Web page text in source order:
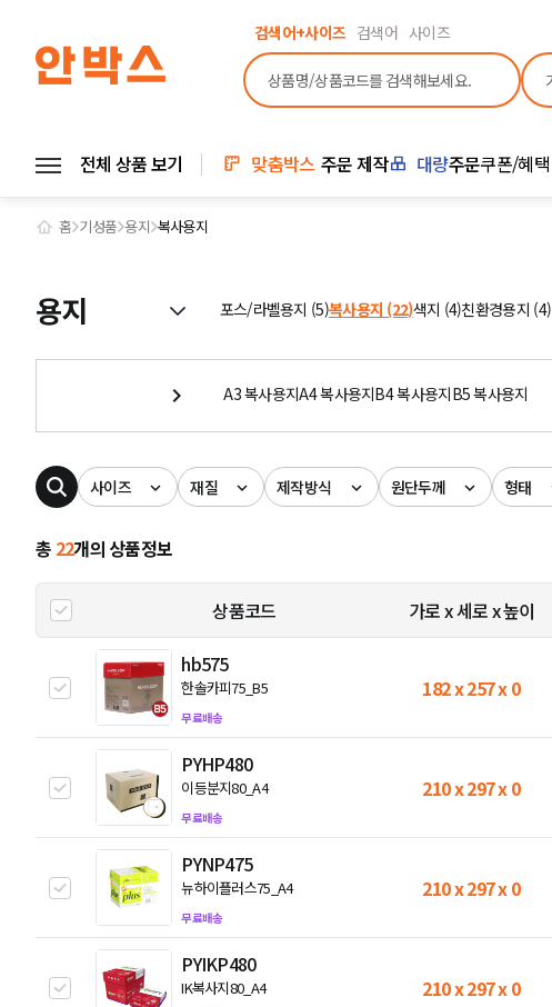
검색어+사이즈 검색어 사이즈
전체 상품 보기 맞춤박스 주문 제작 대량주문쿠폰/혜택
홈 기성품 용지 복사용지
용지 포스/라벨용지 (5)복사용지 (22)색지 (4)친환경용지 (4)
A3 복사용지A4 복사용지B4 복사용지B5 복사용지
사이즈 재질 제작방식 원단두께 형태
총 22개의 상품정보
상품코드 가로 x 세로 x 높이
hb575
한솔카피75_B5
무료배송
182 x 257 x 0
PYHP480
이등분지80_A4
무료배송
210 x 297 x 0
PYNP475
뉴하이플러스75_A4
무료배송
210 x 297 x 0
PYIKP480
IK복사지80_A4 210 x 297 x 0